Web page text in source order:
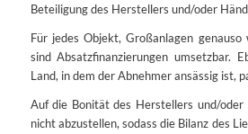
Beteiligung des Herstellers und/oder
Für jedes Objekt, Großanlagen
sind Absatzfinanzierungen umsetzbar.
Land, in dem der Abnehmer ansässig ist,
Auf die Bonität des Herstellers und/
nicht abzustellen, sodass die Bilanz des